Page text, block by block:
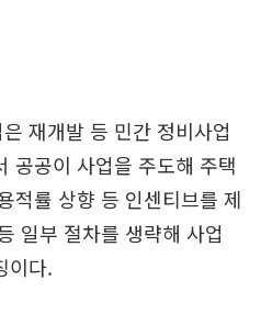
재개발 등 민간 정비사업
공공이 사업을 주도해 주택
적률 상향 등 인센티브를 제
일부 절차를 생략해 사업
이다.